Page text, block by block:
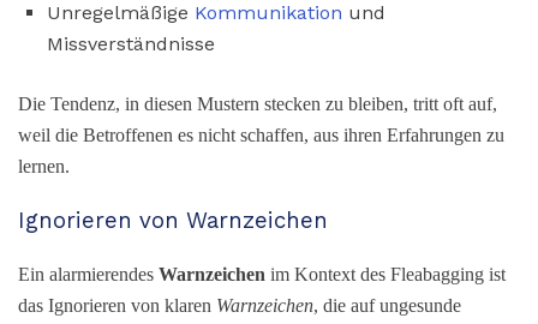
Unregelmäßige Kommunikation und
Missverständnisse
Die Tendenz, in diesen Mustern stecken zu bleiben, tritt oft auf,
weil die Betroffenen es nicht schaffen, aus ihren Erfahrungen zu
lernen.
Ignorieren von Warnzeichen
Ein alarmierendes Warnzeichen im Kontext des Fleabagging ist
das Ignorieren von klaren Warnzeichen, die auf ungesunde